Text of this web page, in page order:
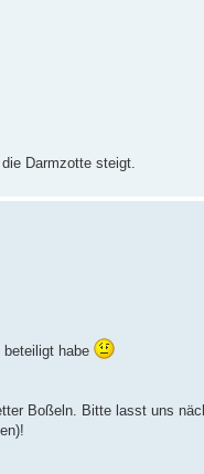
Darmzotte steigt.
habe
Boßeln. Bitte lasst uns